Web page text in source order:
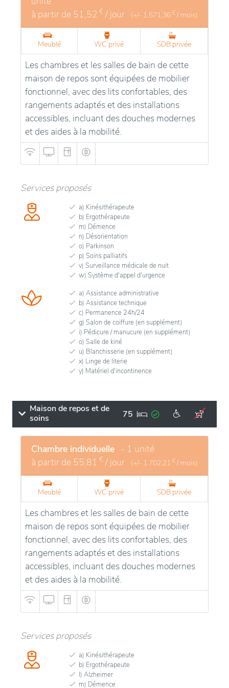
Shopping Center, mais aussi les boutiques, les
banques, etc., le long de la Turnhoutsebaan à
Schilde, ainsi que la métropole Anvers, sont
facilement accessibles en transports en commun,
avec un arrêt de bus De Lijn (halte Molenheide) juste
devant la porte.
à partir de 51,52 € / jour (+/- 1.571,36 € / mois)
Meublé WC privé SDB privée
Les chambres et les salles de bain de cette
maison de repos sont équipées de mobilier
fonctionnel, avec des lits confortables, des
rangements adaptés et des installations
accessibles, incluant des douches modernes
et des aides à la mobilité.
Services proposés
a) Kinésithérapeute
b) Ergothérapeute
m) Démence
n) Désorientation
o) Parkinson
p) Soins palliatifs
v) Surveillance médicale de nuit
w) Système d'appel d'urgence
a) Assistance administrative
b) Assistance technique
c) Permanence 24h/24
g) Salon de coiffure (en supplément)
i) Pédicure / manucure (en supplément)
o) Salle de kiné
u) Blanchisserie (en supplément)
x) Linge de literie
y) Matériel d'incontinence
Maison de repos et de
soins
75
Chambre individuelle - 1 unité
à partir de 55,81 € / jour (+/- 1.702,21 € / mois)
Meublé WC privé SDB privée
Les chambres et les salles de bain de cette
maison de repos sont équipées de mobilier
fonctionnel, avec des lits confortables, des
rangements adaptés et des installations
accessibles, incluant des douches modernes
et des aides à la mobilité.
Services proposés
a) Kinésithérapeute
b) Ergothérapeute
l) Alzheimer
m) Démence